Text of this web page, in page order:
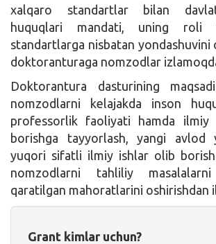
xalqaro standartlar bilan
huquqlari mandati, uning roli
standartlarga nisbatan yondashuvini
doktoranturaga nomzodlar
Doktorantura dasturining
nomzodlarni kelajakda inson
professorlik faoliyati hamda ilmiy
borishga tayyorlash, yangi avlod
yuqori sifatli ilmiy ishlar olib
nomzodlarni tahliliy
qaratilgan mahoratlarini oshirishdan
Grant kimlar uchun?